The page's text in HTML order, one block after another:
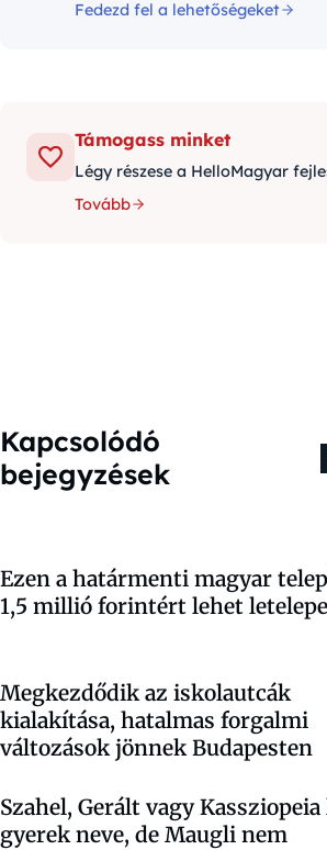
Fedezd fel a lehetőségeket
Támogass minket
Légy részese a HelloMagyar
Tovább
Kapcsolódó
bejegyzések
Ezen a határmenti magyar
1,5 millió forintért lehet
Megkezdődik az iskolautcák
kialakítása, hatalmas forgalmi
változások jönnek Budapesten
Szahel, Gerált vagy
gyerek neve, de Maugli nem